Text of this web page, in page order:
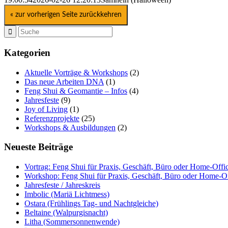
« zur vorherigen Seite zurückkehren
Kategorien
Aktuelle Vorträge & Workshops (2)
Das neue Arbeiten DNA (1)
Feng Shui & Geomantie – Infos (4)
Jahresfeste (9)
Joy of Living (1)
Referenzprojekte (25)
Workshops & Ausbildungen (2)
Neueste Beiträge
Vortrag: Feng Shui für Praxis, Geschäft, Büro oder Home-
Workshop: Feng Shui für Praxis, Geschäft, Büro oder Home-
Jahresfeste / Jahreskreis
Imbolic (Mariä Lichtmess)
Ostara (Frühlings Tag- und Nachtgleiche)
Beltaine (Walpurgisnacht)
Litha (Sommersonnenwende)